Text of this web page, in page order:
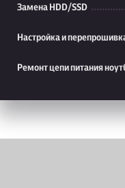
Замена HDD/SSD
Настройка и
Ремонт цепи питания